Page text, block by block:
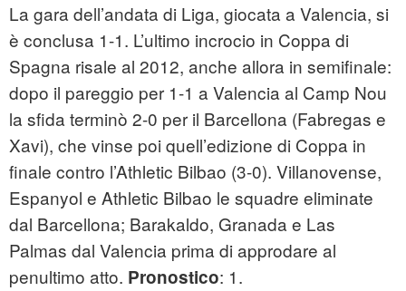
La gara dell’andata di Liga, giocata a Valencia, si
è conclusa 1-1. L’ultimo incrocio in Coppa di
Spagna risale al 2012, anche allora in semifinale:
dopo il pareggio per 1-1 a Valencia al Camp Nou
la sfida terminò 2-0 per il Barcellona (Fabregas e
Xavi), che vinse poi quell’edizione di Coppa in
finale contro l’Athletic Bilbao (3-0). Villanovense,
Espanyol e Athletic Bilbao le squadre eliminate
dal Barcellona; Barakaldo, Granada e Las
Palmas dal Valencia prima di approdare al
penultimo atto. Pronostico: 1.